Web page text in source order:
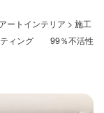
ートインテリア > 施工
ティング 99％不活性